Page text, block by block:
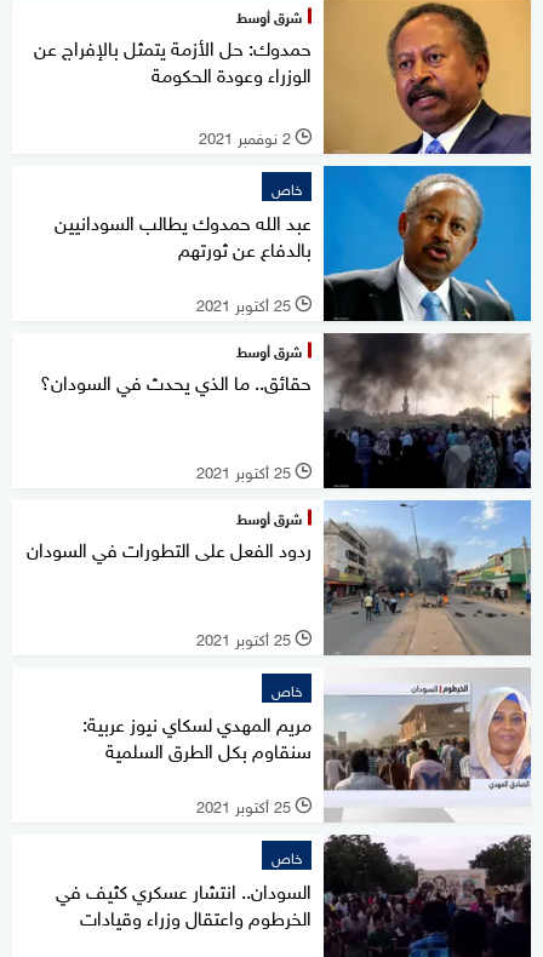
شرق أوسط
حمدوك: حل الأزمة يتمثل بالإفراج عن
الوزراء وعودة الحكومة
l 2 نوفمبر 2021
خاص
عبد الله حمدوك يطالب السودانيين
بالدفاع عن ثورتهم
l 25 أكتوبر 2021
شرق أوسط
حقائق.. ما الذي يحدث في السودان؟
l 25 أكتوبر 2021
شرق أوسط
ردود الفعل على التطورات في السودان
l 25 أكتوبر 2021
خاص
مريم المهدي لسكاي نيوز عربية:
سنقاوم بكل الطرق السلمية
l 25 أكتوبر 2021
خاص
السودان.. انتشار عسكري كثيف في
الخرطوم واعتقال وزراء وقيادات